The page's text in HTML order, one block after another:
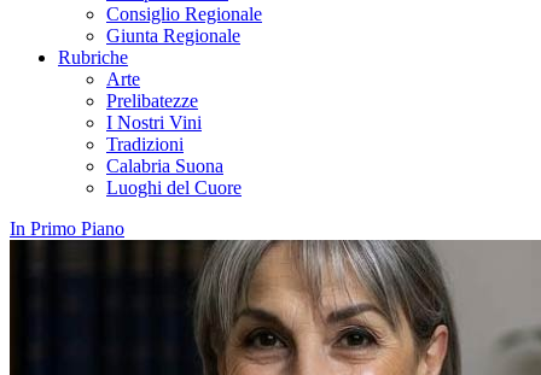
Consiglio Regionale
Giunta Regionale
Rubriche
Arte
Prelibatezze
I Nostri Vini
Tradizioni
Calabria Suona
Luoghi del Cuore
In Primo Piano